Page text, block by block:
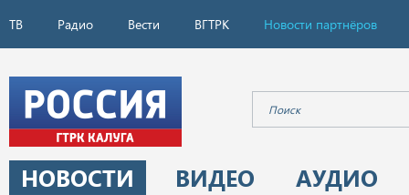
ТВ Радио Вести ВГТРК Новости партнёров
НОВОСТИ ВИДЕО
АУДИО